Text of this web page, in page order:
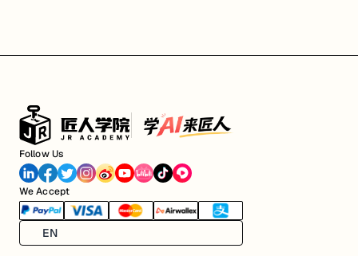
Follow Us
We Accept
EN